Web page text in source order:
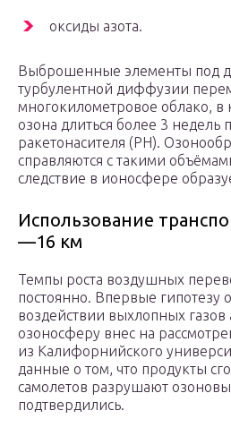
оксиды азота.
Выброшенные элементы под
турбулентной диффузии
многокилометровое облако,
озона длиться более 3 недель
ракетонасителя (РН).
справляются с такими
следствие в ионосфере
Использование
—16 км
Темпы роста воздушных
постоянно. Впервые гипотезу
воздействии выхлопных газов
озоносферу внес на
из Калифорнийского
данные о том, что продукты
самолетов разрушают
подтвердились.